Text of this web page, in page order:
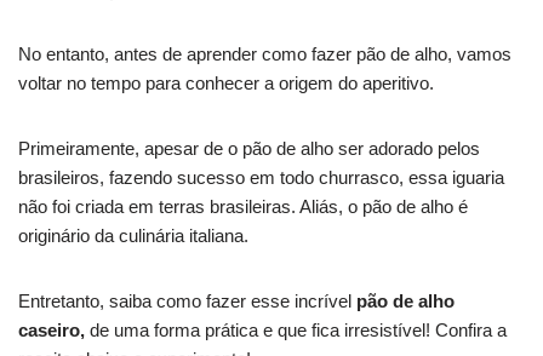
No entanto, antes de aprender como fazer pão de alho, vamos
voltar no tempo para conhecer a origem do aperitivo.
Primeiramente, apesar de o pão de alho ser adorado pelos
brasileiros, fazendo sucesso em todo churrasco, essa iguaria
não foi criada em terras brasileiras. Aliás, o pão de alho é
originário da culinária italiana.
Entretanto, saiba como fazer esse incrível pão de alho
caseiro, de uma forma prática e que fica irresistível! Confira a